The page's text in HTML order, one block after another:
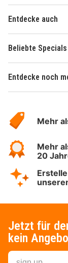
Entdecke auch
Beliebte Specials
Entdecke noch
Hotelspecials
Mehr
Mehr
20
Jetzt für
kein